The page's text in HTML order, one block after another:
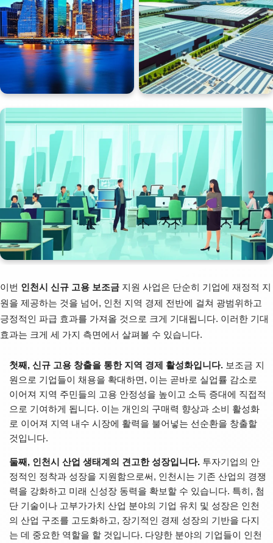
이번 인천시 신규 고용 보조금 지원 사업은 단순히 기업에 재정적 지
원을 제공하는 것을 넘어, 인천 지역 경제 전반에 걸쳐 광범위하고
긍정적인 파급 효과를 가져올 것으로 크게 기대됩니다. 이러한 기대
효과는 크게 세 가지 측면에서 살펴볼 수 있습니다.
첫째, 신규 고용 창출을 통한 지역 경제 활성화입니다. 보조금 지
원으로 기업들이 채용을 확대하면, 이는 곧바로 실업률 감소로
이어져 지역 주민들의 고용 안정성을 높이고 소득 증대에 직접적
으로 기여하게 됩니다. 이는 개인의 구매력 향상과 소비 활성화
로 이어져 지역 내수 시장에 활력을 불어넣는 선순환을 창출할
것입니다.
둘째, 인천시 산업 생태계의 견고한 성장입니다. 투자기업의 안
정적인 정착과 성장을 지원함으로써, 인천시는 기존 산업의 경쟁
력을 강화하고 미래 신성장 동력을 확보할 수 있습니다. 특히, 첨
단 기술이나 고부가가치 산업 분야의 기업 유치 및 성장은 인천
의 산업 구조를 고도화하고, 장기적인 경제 성장의 기반을 다지
는 데 중요한 역할을 할 것입니다. 다양한 분야의 기업들이 인천